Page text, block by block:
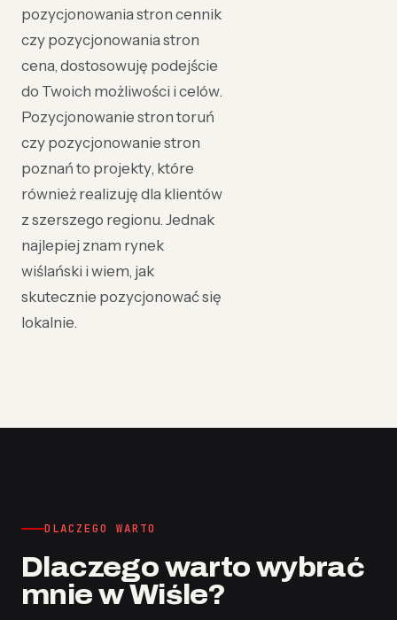
pozycjonowania stron cennik
czy pozycjonowania stron
cena, dostosowuję podejście
do Twoich możliwości i celów.
Pozycjonowanie stron toruń
czy pozycjonowanie stron
poznań to projekty, które
również realizuję dla klientów
z szerszego regionu. Jednak
najlepiej znam rynek
wiślański i wiem, jak
skutecznie pozycjonować się
lokalnie.
DLACZEGO WARTO
Dlaczego warto wybrać
mnie w Wiśle?